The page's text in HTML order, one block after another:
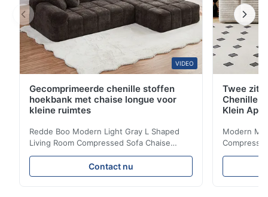
VIDEO
Gecomprimeerde chenille stoffen
hoekbank met chaise longue voor
kleine ruimtes
Redde Boo Modern Light Gray L Shaped
Living Room Compressed Sofa Chaise
Lounge Product Overview High resilience
soft sectional sofa designed for small
spaces, featuring a contemporary light gray
Contact nu
Twee
Chenille
Klein
Modern
Room